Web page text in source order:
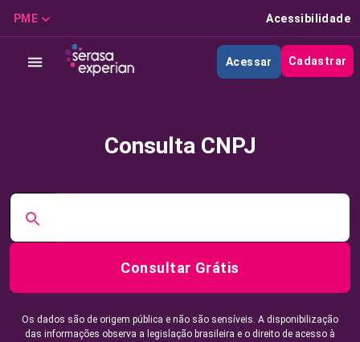
PME Acessibilidade
Acessar Cadastrar
Consulta CNPJ
Consultar Grátis
Os dados são de origem pública e não são sensíveis. A disponibilização
das informações observa a legislação brasileira e o direito de acesso à